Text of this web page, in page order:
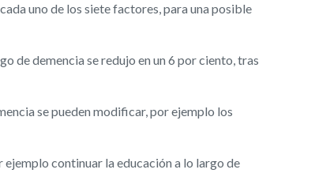
uno de los siete factores, para una posible
de demencia se redujo en un 6 por ciento, tras
se pueden modificar, por ejemplo los
continuar la educación a lo largo de